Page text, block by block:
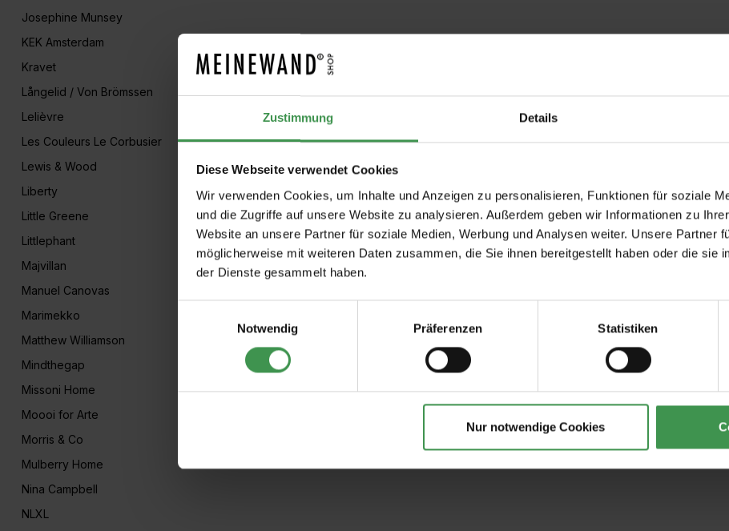
Zustimmung Details
Diese Webseite verwendet Cookies
Wir verwenden Cookies, um Inhalte und Anzeigen zu personalisieren, Funktionen für soziale
und die Zugriffe auf unsere Website zu analysieren. Außerdem geben wir Informationen zu
Website an unsere Partner für soziale Medien, Werbung und Analysen weiter. Unsere Partner
möglicherweise mit weiteren Daten zusammen, die Sie ihnen bereitgestellt haben oder die sie
der Dienste gesammelt haben.
Notwendig
Präferenzen Statistiken
Nur notwendige Cookies
Josephine Munsey
KEK Amsterdam
Kravet
Långelid / Von Brömssen
Lelièvre
Les Couleurs Le Corbusier
Lewis & Wood
Liberty
Little Greene
Littlephant
Majvillan
Manuel Canovas
Marimekko
Matthew Williamson
Mindthegap
Missoni Home
Moooi for Arte
Morris & Co
Mulberry Home
Nina Campbell
NLXL